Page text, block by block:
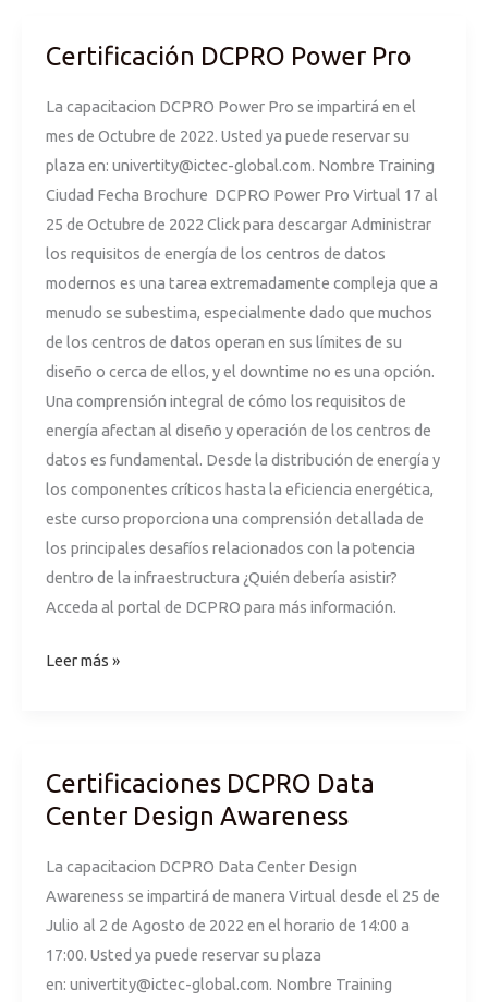
Certificación DCPRO Power Pro
La capacitacion DCPRO Power Pro se impartirá en el
mes de Octubre de 2022. Usted ya puede reservar su
plaza en: univertity@ictec-global.com. Nombre Training
Ciudad Fecha Brochure DCPRO Power Pro Virtual 17 al
25 de Octubre de 2022 Click para descargar Administrar
los requisitos de energía de los centros de datos
modernos es una tarea extremadamente compleja que a
menudo se subestima, especialmente dado que muchos
de los centros de datos operan en sus límites de su
diseño o cerca de ellos, y el downtime no es una opción.
Una comprensión integral de cómo los requisitos de
energía afectan al diseño y operación de los centros de
datos es fundamental. Desde la distribución de energía y
los componentes críticos hasta la eficiencia energética,
este curso proporciona una comprensión detallada de
los principales desafíos relacionados con la potencia
dentro de la infraestructura ¿Quién debería asistir?
Acceda al portal de DCPRO para más información.
Certificación
Power
Pro
Leer más »
Certificaciones DCPRO Data
Center Design Awareness
La capacitacion DCPRO Data Center Design
Awareness se impartirá de manera Virtual desde el 25 de
Julio al 2 de Agosto de 2022 en el horario de 14:00 a
17:00. Usted ya puede reservar su plaza
en: univertity@ictec-global.com. Nombre Training
Certificaciones
DCPRO
Center
Design
Awareness